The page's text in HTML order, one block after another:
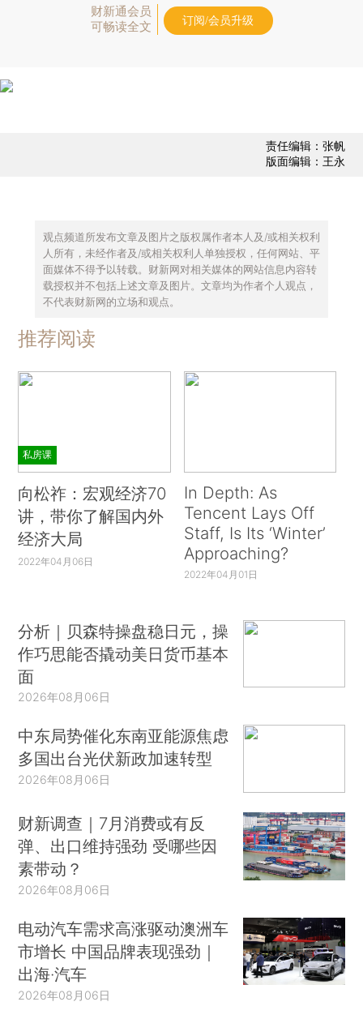
财新通会员
可畅读全文
订阅/会员升级
责任编辑：张帆
版面编辑：王永
观点频道所发布文章及图片之版权属作者本人及/或相关权利
人所有，未经作者及/或相关权利人单独授权，任何网站、平
面媒体不得予以转载。财新网对相关媒体的网站信息内容转
载授权并不包括上述文章及图片。文章均为作者个人观点，
不代表财新网的立场和观点。
推荐阅读
私房课
向松祚：宏观经济70
讲，带你了解国内外
经济大局
2022年04月06日
In Depth: As
Tencent Lays Off
Staff, Is Its ‘Winter’
Approaching?
2022年04月01日
分析｜贝森特操盘稳日元，操
作巧思能否撬动美日货币基本
面
2026年08月06日
中东局势催化东南亚能源焦虑
多国出台光伏新政加速转型
2026年08月06日
财新调查｜7月消费或有反
弹、出口维持强劲 受哪些因
素带动？
2026年08月06日
电动汽车需求高涨驱动澳洲车
市增长 中国品牌表现强劲｜
出海·汽车
2026年08月06日